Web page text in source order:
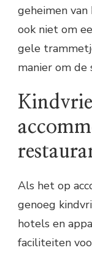
geheimen
ook niet om
gele
manier om de
Als het op
genoeg
hotels en
faciliteiten